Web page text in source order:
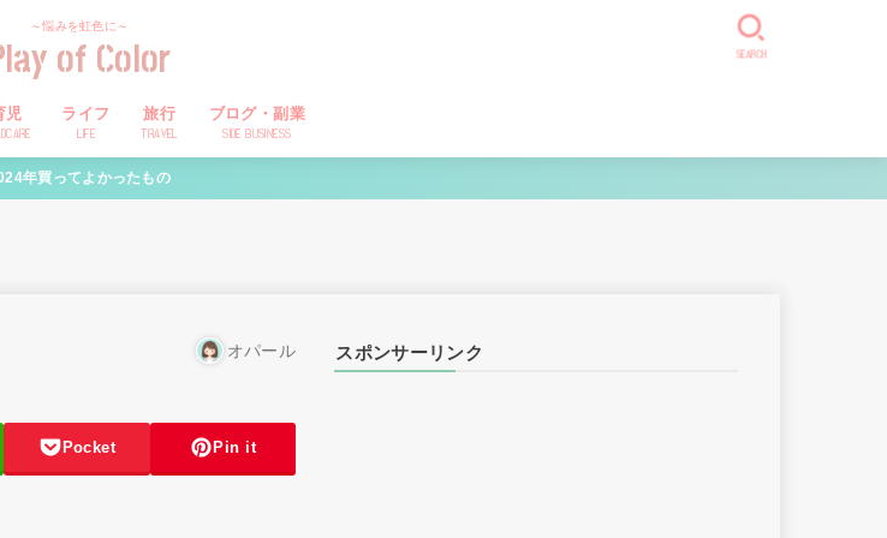
～悩みを虹色に～
of Color
児 ライフ
LIFE
旅行
TRAVEL
ブログ・副業
SIDE BUSINESS
SEARCH
年買ってよかったもの
オパール
Pocket Pin it
スポンサーリンク